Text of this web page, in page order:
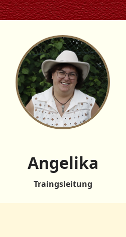
Angelika
Traingsleitung